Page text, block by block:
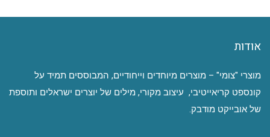
אודות
מוצרי "צומי" – מוצרים מיוחדים וייחודיים, המבוססים תמיד על
קונספט קריאייטיבי, עיצוב מקורי, מילים של יוצרים ישראלים ותוספת
של אובייקט מודבק.